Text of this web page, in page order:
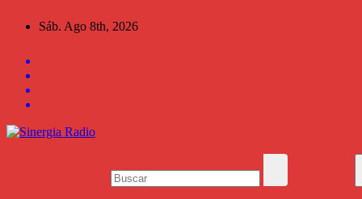
Sáb. Ago 8th, 2026